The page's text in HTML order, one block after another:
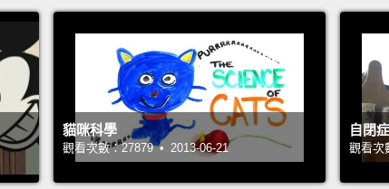
呃...你打算起來餵我了嗎？
Oh, so dead birds aren't
know how hard I work to
family?!
You don't
much longer I can stand
噢，所以死鳥對你來說不
貓咪科學
觀看次數：27879 • 2013-06-21
自閉
觀看次